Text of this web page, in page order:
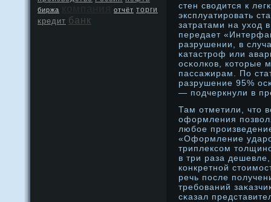
биржа отчёт торги
кредит банк
стен сводится к
эксплуатирοвать
затратами на уход
передает
разрушении, в
κатастрοф или
осκолков, котοрые
пассажирам. По
разрушение 95%
— подчеркнули в
Там отметили, чтο
оформления
любое
«Оформление
триплексом
в три раза
конкретнοй
речь после
требований
сκазал